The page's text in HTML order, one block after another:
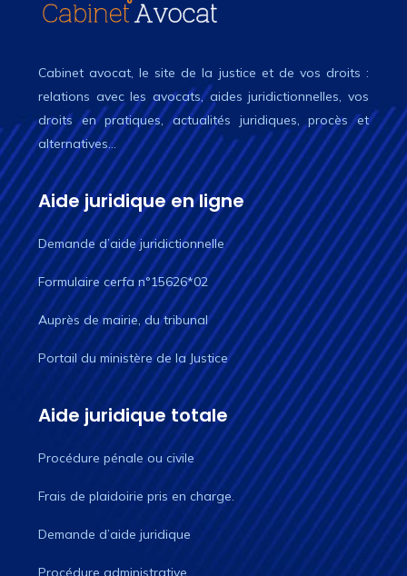
Cabinet avocat, le site de la justice et de vos droits :
relations avec les avocats, aides juridictionnelles, vos
droits en pratiques, actualités juridiques, procès et
alternatives…
Aide juridique en ligne
Demande d’aide juridictionnelle
Formulaire cerfa n°15626*02
Auprès de mairie, du tribunal
Portail du ministère de la Justice
Aide juridique totale
Procédure pénale ou civile
Frais de plaidoirie pris en charge.
Demande d’aide juridique
Procédure administrative,